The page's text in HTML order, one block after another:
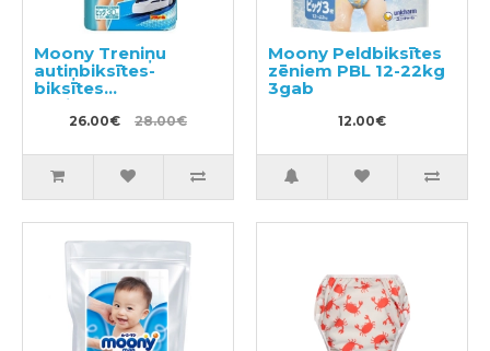
Moony Treniņu
autiņbiksītes-
biksītes
zēniem,bērna
pieradināšanai
30gab
26.00€ 28.00€
Moony Peldbiksītes
zēniem PBL 12-22kg
3gab
12.00€